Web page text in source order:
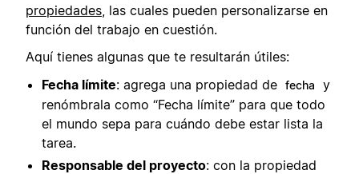
propiedades , las cuales pueden personalizarse en
función del trabajo en cuestión.
Aquí tienes algunas que te resultarán útiles:
Fecha límite: agrega una propiedad de fecha
y
renómbrala como “Fecha límite” para que todo
el mundo sepa para cuándo debe estar lista la
tarea.
Responsable del proyecto: con la propiedad